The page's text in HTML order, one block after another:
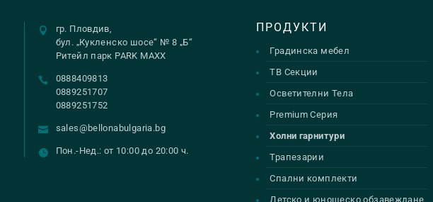
гр. Пловдив,
бул. „Кукленско шосе“ № 8 „Б“
Ритейл парк PARK MAXX
0888409813
0889251707
0889251752
sales@bellonabulgaria.bg
Пон.-Нед.: от 10:00 до 20:00 ч.
ПРОДУКТИ
Градинска мебел
ТВ Секции
Осветителни Тела
Premium Серия
Холни гарнитури
Трапезарии
Спални комплекти
Детско и юношеско обзавеждане